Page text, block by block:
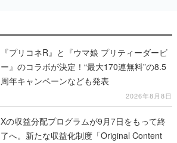
『プリコネR』と『ウマ娘 プリティーダービ
ー』のコラボが決定！“最大170連無料”の8.5
周年キャンペーンなども発表
2026年8月8日
Xの収益分配プログラムが9月7日をもって終
了へ。新たな収益化制度「Original Content